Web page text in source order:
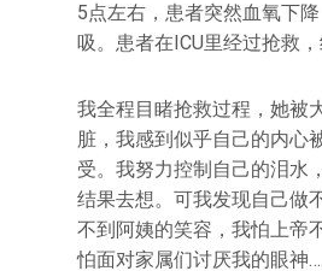
5点左右，患者突然血氧下
吸。患者在ICU里经过抢救，
我全程目睹抢救过程，她被
脏，我感到似乎自己的内心
受。我努力控制自己的泪水
结果去想。可我发现自己做
不到阿姨的笑容，我怕上帝
怕面对家属们讨厌我的眼神